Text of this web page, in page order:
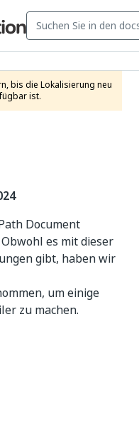
bis die Lokalisierung neu
ist.
Document
es mit dieser
gibt, haben wir
um einige
zu machen.